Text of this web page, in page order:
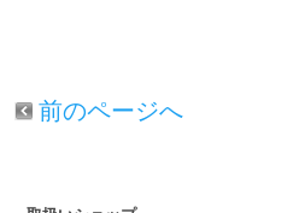
前のページへ